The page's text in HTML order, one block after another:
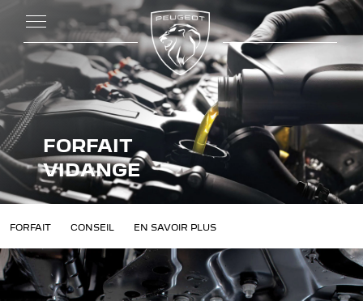
FORFAIT
VIDANGE
VỤ
FORFAIT CONSEIL EN SAVOIR PLUS